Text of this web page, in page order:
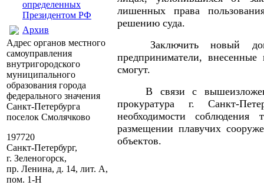
определенных
Президентом РФ
Архив
Адрес органов местного
самоуправления
внутригородского
муниципального
образования города
федерального значения
Санкт-Петербурга
поселок Смолячково
197720
Санкт-Петербург,
г. Зеленогорск,
пр. Ленина, д. 14, лит. А,
пом. 1-Н
лишенных права
решению суда.
Заключить новый
предприниматели,
смогут.
В связи с
прокуратура г. Санкт-
необходимости соблюдения
размещении плавучих
объектов.